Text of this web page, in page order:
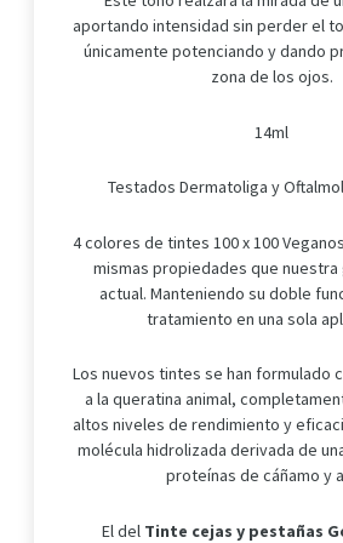
aportando intensidad sin perder el
únicamente potenciando y dando
zona de los ojos.
14ml
Testados Dermatoliga y
4 colores de tintes 100 x 100
mismas propiedades que nuestra
actual. Manteniendo su doble
tratamiento en una sola
Los nuevos tintes se han formulado
a la queratina animal,
altos niveles de rendimiento y
molécula hidrolizada derivada de
proteínas de cáñamo y
El del Tinte cejas y pestañas